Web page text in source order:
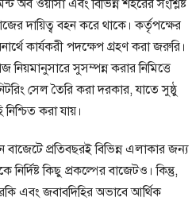
অব ওয়াসা এবং বিভিন্ন শহরের সংশ্লিষ্ট
দায়িত্ব বহন করে থাকে। কর্তৃপক্ষের
কার্যকরী পদক্ষেপ গ্রহণ করা জরুরি।
নিয়মানুসারে সুসম্পন্ন করার নিমিত্তে
সেল তৈরি করা দরকার, যাতে সুষ্ঠু
করা যায়।
বাজেটে প্রতিবছরই বিভিন্ন এলাকার জন্য
কিছু প্রকল্পের বাজেটও। কিন্তু,
এবং জবাবদিহির অভাবে আর্থিক